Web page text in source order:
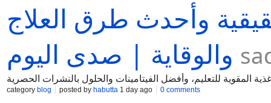
وأحدث طرق العلاج
والوقاية | صدى اليوم
category blog posted by habutta 1 day ago 0 comments